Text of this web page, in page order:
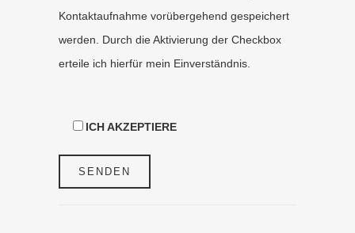
Kontaktaufnahme vorübergehend gespeichert
werden. Durch die Aktivierung der Checkbox
erteile ich hierfür mein Einverständnis.
ICH AKZEPTIERE